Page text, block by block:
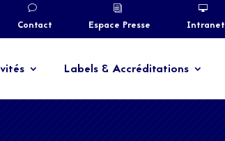
Contact Espace Presse Intranet
Labels & Accréditations